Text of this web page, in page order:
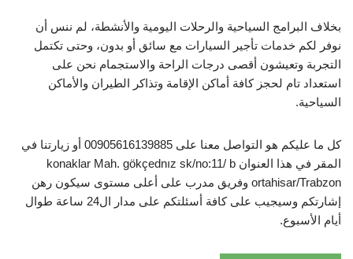
بخلاف البرامج السياحية والرحلات اليومية والأنشطة، لم ننس أن
نوفر لكم خدمات تأجير السيارات مع سائق أو بدون، وحتى تكتمل
التجربة وتعيشون أقصى درجات الراحة والاستجمام نحن على
استعداد تام لحجز كافة أماكن الإقامة وتذاكر الطيران والأماكن
السياحية.
كل ما عليكم هو التواصل معنا على 00905616139885 أو زيارتنا في
المقر في هذا العنوان konaklar Mah. gökçednız sk/no:11/ b
ortahisar/Trabzon وفريق مدرب على أعلى مستوى سيكون رهن
إشارتكم وسيجيب على كافة أسئلتكم على مدار ال24 ساعة طوال
أيام الأسبوع.